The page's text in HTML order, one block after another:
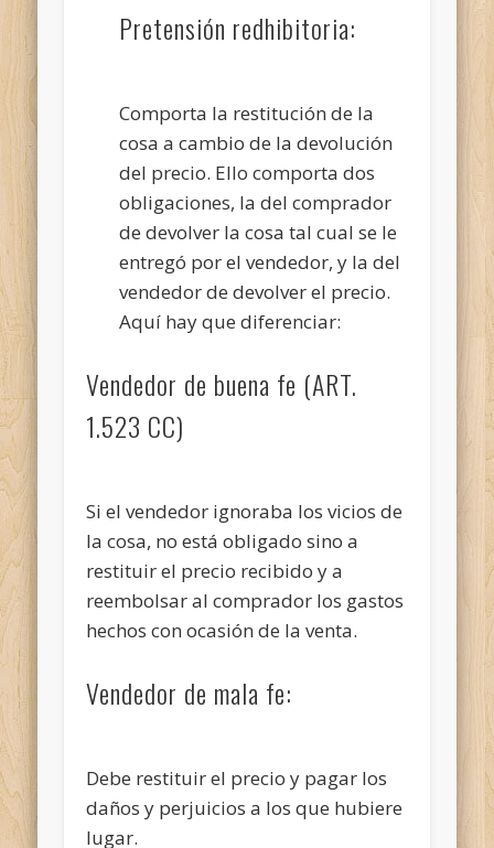
Pretensión redhibitoria:
Comporta la restitución de la
cosa a cambio de la devolución
del precio. Ello comporta dos
obligaciones, la del comprador
de devolver la cosa tal cual se le
entregó por el vendedor, y la del
vendedor de devolver el precio.
Aquí hay que diferenciar:
Vendedor de buena fe (ART.
1.523 CC)
Si el vendedor ignoraba los vicios de
la cosa, no está obligado sino a
restituir el precio recibido y a
reembolsar al comprador los gastos
hechos con ocasión de la venta.
Vendedor de mala fe:
Debe restituir el precio y pagar los
daños y perjuicios a los que hubiere
lugar.